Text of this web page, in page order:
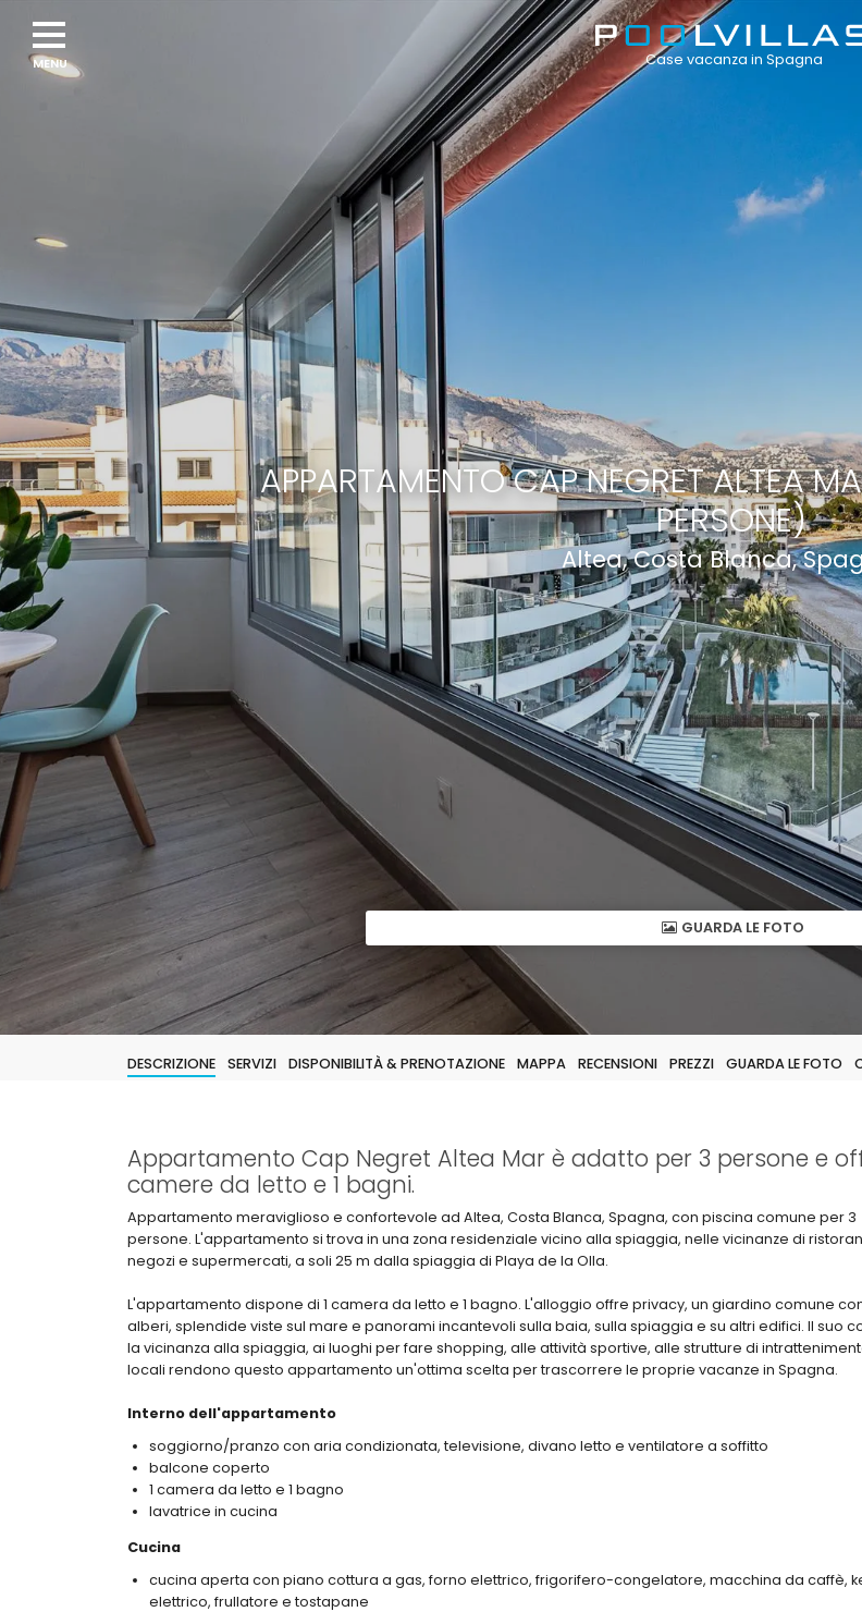
APPARTAMENTO CAP NEGRET ALTEA
PERSONE)
Altea, Costa Blanca,
GUARDA LE FOTO
DESCRIZIONE SERVIZI DISPONIBILITÀ & PRENOTAZIONE MAPPA RECENSIONI PREZZI GUARDA LE FOTO
Appartamento Cap Negret Altea Mar è adatto per 3 persone e
camere da letto e 1 bagni.
Appartamento meraviglioso e confortevole ad Altea, Costa Blanca, Spagna, con piscina comune per 3
persone. L'appartamento si trova in una zona residenziale vicino alla spiaggia, nelle vicinanze di
negozi e supermercati, a soli 25 m dalla spiaggia di Playa de la Olla.
L'appartamento dispone di 1 camera da letto e 1 bagno. L'alloggio offre privacy, un giardino comune
alberi, splendide viste sul mare e panorami incantevoli sulla baia, sulla spiaggia e su altri edifici. Il suo
la vicinanza alla spiaggia, ai luoghi per fare shopping, alle attività sportive, alle strutture di
locali rendono questo appartamento un'ottima scelta per trascorrere le proprie vacanze in Spagna.
Interno dell'appartamento
soggiorno/pranzo con aria condizionata, televisione, divano letto e ventilatore a soffitto
balcone coperto
1 camera da letto e 1 bagno
lavatrice in cucina
Cucina
cucina aperta con piano cottura a gas, forno elettrico, frigorifero-congelatore, macchina da caffè,
elettrico, frullatore e tostapane
Case vacanza in Spagna